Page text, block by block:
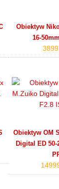
Obiektyw
16-
Obiektyw OM
Digital ED 50-